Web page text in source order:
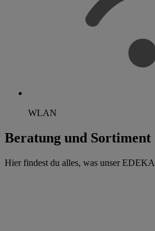
WLAN
Beratung und Sortiment
Hier findest du alles, was unser